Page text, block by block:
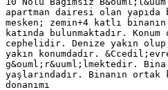
apartman dairesi olan yapıda
mesken; zemin+4 katlı
katında bulunmaktadır.
cephelidir. Denize yakın
yakın konumdadır.
g&ouml;r&uuml;lmektedir.
yaşlarındadır. Binanın ortak
donanımı